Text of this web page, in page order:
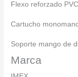
Flexo reforzado
Cartucho
Soporte mango de
Marca